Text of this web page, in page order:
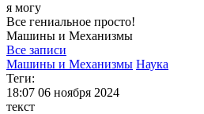
я могу
Все гениальное просто!
Машины и Механизмы
Все записи
Машины и Механизмы Наука
Теги:
18:07 06 ноября 2024
текст